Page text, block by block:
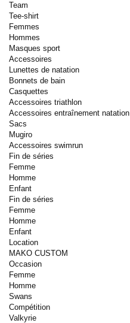
Team
Tee-shirt
Femmes
Hommes
Masques sport
Accessoires
Lunettes de natation
Bonnets de bain
Casquettes
Accessoires triathlon
Accessoires entraînement natation
Sacs
Mugiro
Accessoires swimrun
Fin de séries
Femme
Homme
Enfant
Fin de séries
Femme
Homme
Enfant
Location
MAKO CUSTOM
Occasion
Femme
Homme
Swans
Compétition
Valkyrie